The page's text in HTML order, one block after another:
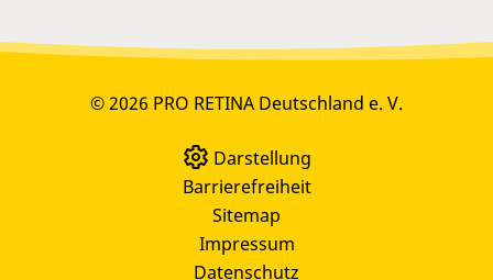
© 2026 PRO RETINA Deutschland e. V.
Darstellung
Barrierefreiheit
Sitemap
Impressum
Datenschutz